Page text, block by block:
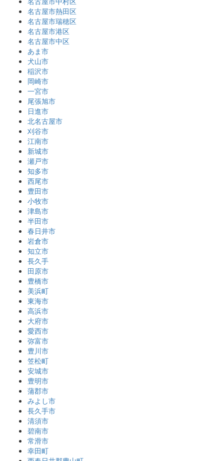
名古屋市熱田区
名古屋市瑞穂区
名古屋市港区
名古屋市中区
あま市
犬山市
稲沢市
岡崎市
一宮市
尾張旭市
日進市
北名古屋市
刈谷市
江南市
新城市
瀬戸市
知多市
西尾市
豊田市
小牧市
津島市
半田市
春日井市
岩倉市
知立市
長久手
田原市
豊橋市
美浜町
東海市
高浜市
大府市
愛西市
弥富市
豊川市
笠松町
安城市
豊明市
蒲郡市
みよし市
長久手市
清須市
碧南市
常滑市
幸田町